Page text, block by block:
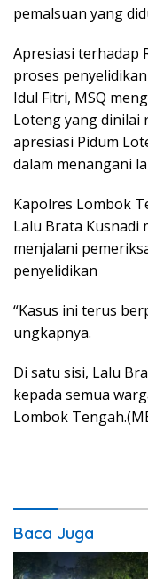
pemalsuan yang
Apresiasi terhadap
proses
Idul Fitri, MSQ
Loteng yang dinilai
apresiasi Pidum
dalam menangani
Kapolres Lombok
Lalu Brata Kusnadi
menjalani
penyelidikan
“Kasus ini terus
ungkapnya.
Di satu sisi, Lalu
kepada semua
Lombok
Baca Juga